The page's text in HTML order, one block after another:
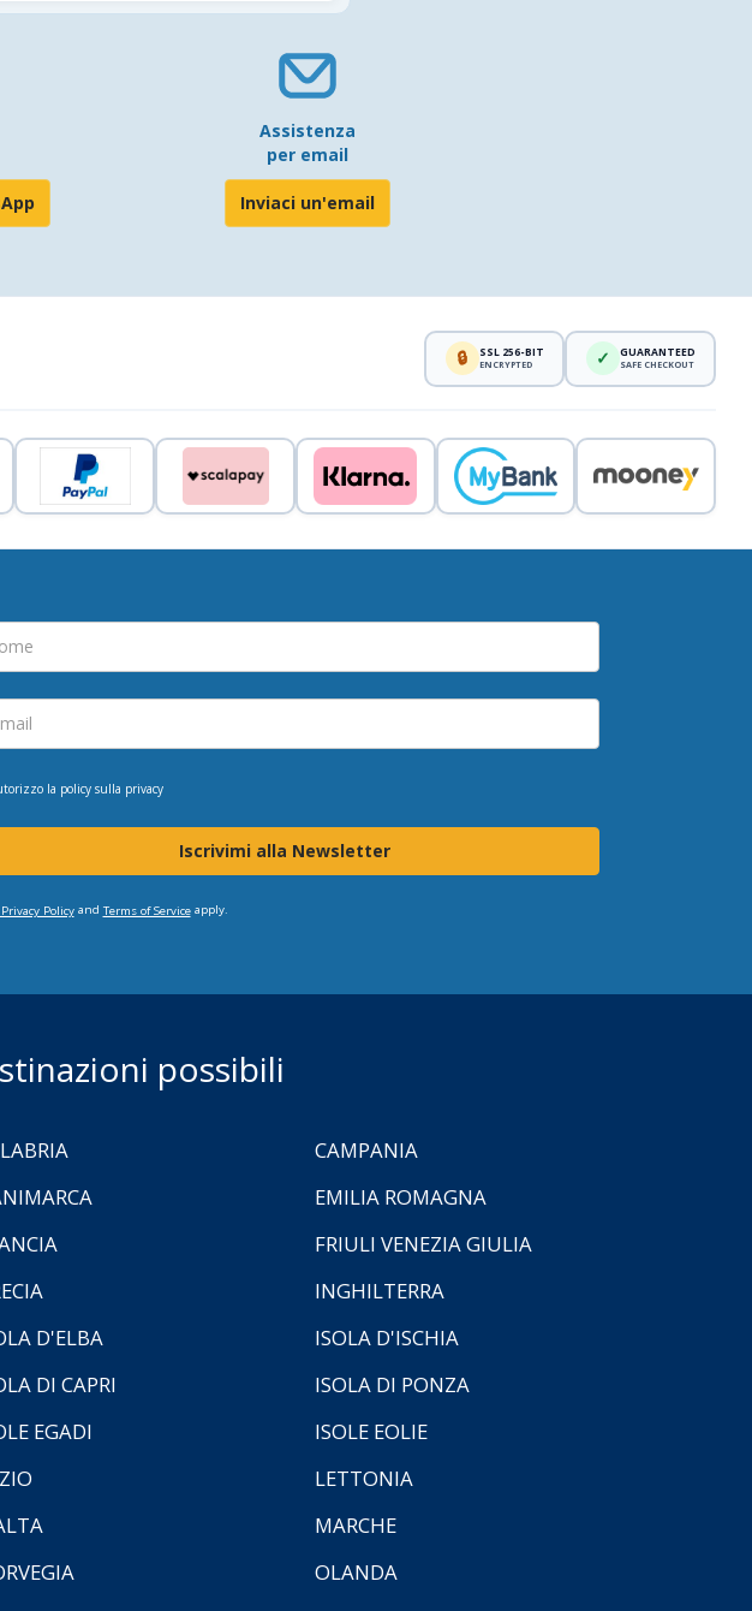
Assistenza
per email
Inviaci un'email
🔒 SSL 256-BIT
ENCRYPTED ✓ GUARANTEED
SAFE CHECKOUT
la policy sulla privacy
Iscrivimi alla Newsletter
Policyand Terms of Serviceapply.
possibili
CAMPANIA
EMILIA ROMAGNA
FRIULI VENEZIA GIULIA
INGHILTERRA
D'ELBA
ISOLA D'ISCHIA
DI CAPRI
ISOLA DI PONZA
EGADI
ISOLE EOLIE
LETTONIA
MARCHE
OLANDA